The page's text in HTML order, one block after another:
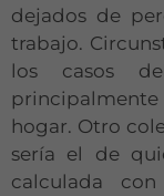
dejados de
trabajo.
los casos
hogar. Otro
sería el de
calculada